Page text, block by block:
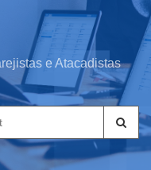
e Atacadistas